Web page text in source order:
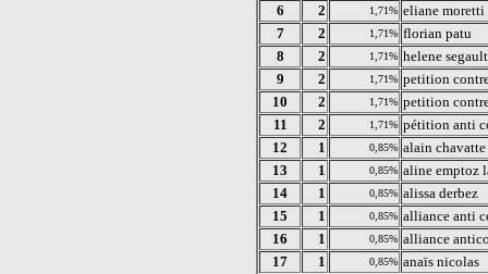
6
2 1,71% eliane moretti
7
2 1,71% florian patu
8
2 1,71% helene segault
9
2 1,71% petition
10
2 1,71% petition
11
2 1,71% pétition anti
12
1 0,85% alain chavatte
13
1 0,85% aline emptoz
14
1 0,85% alissa derbez
15
1 0,85% alliance anti
16
1 0,85% alliance
17
1 0,85% anaïs nicolas